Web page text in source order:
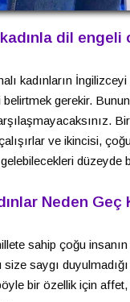
dil engeli
kadınların
gerekir.
ve ikincisi,
düzeyde
Neden Geç
sahip çoğu insanın
saygı
bir özellik için